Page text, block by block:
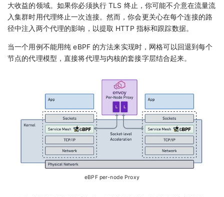
大收益的领域。如果你必须执行 TLS 终止，你可能不介意在流量流
入集群时用代理终止一次连接。然而，你会更关心在每个连接的路
径中注入两个代理的影响，以提取 HTTP 指标和跟踪数据。
当一个用例不能用纯 eBPF 的方法来实现时，网格可以回退到每个
节点的代理模型，直接将代理与内核的套接字层结合起来。
eBPF per-node Proxy